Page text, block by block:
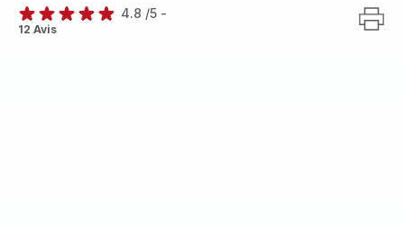
ratings.4.8
4.8 /5 -
12 Avis